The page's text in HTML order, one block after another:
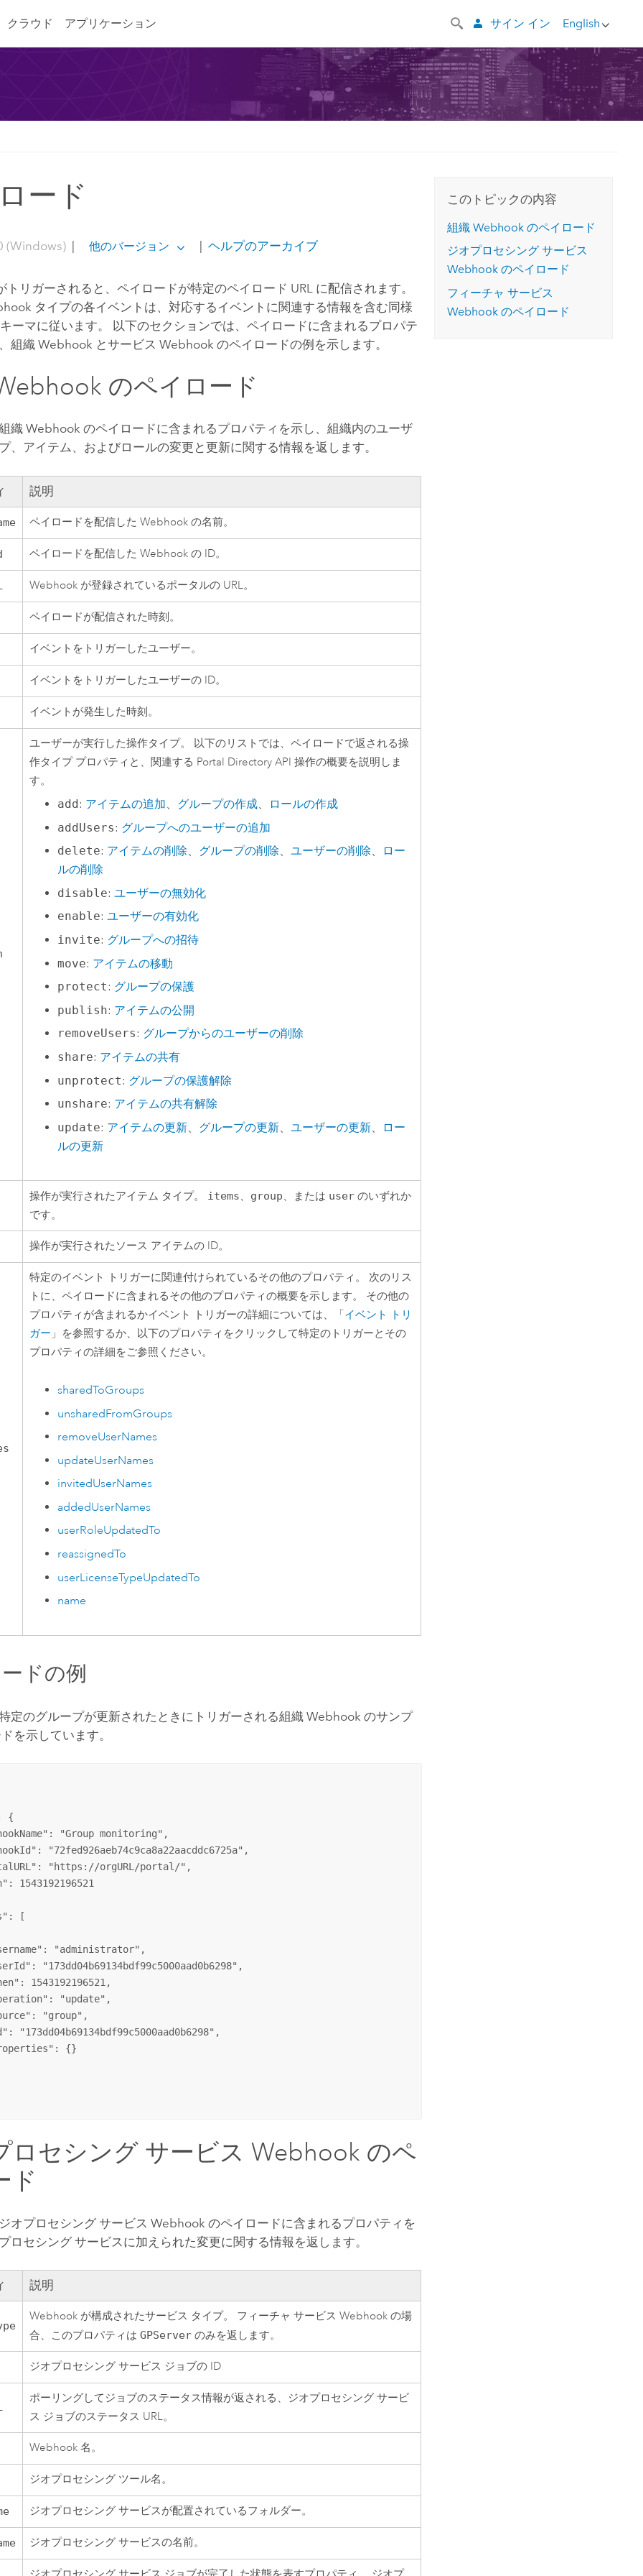
クラウド アプリケーション English
サイン イン
ード
(Windows) | 他のバージョン | ヘルプのアーカイブ
リガーされると、ペイロードが特定のペイロード URL に配信されます。
タイプの各イベントは、対応するイベントに関連する情報を含む同様
ーマに従います。 以下のセクションでは、ペイロードに含まれるプロパテ
組織 Webhook とサービス Webhook のペイロードの例を示します。
のペイロード
織 Webhook のペイロードに含まれるプロパティを示し、組織内のユーザ
、アイテム、およびロールの変更と更新に関する情報を返します。
説明
ペイロードを配信した Webhook の名前。
ペイロードを配信した Webhook の ID。
Webhook が登録されているポータルの URL。
ペイロードが配信された時刻。
イベントをトリガーしたユーザー。
イベントをトリガーしたユーザーの ID。
イベントが発生した時刻。
ユーザーが実行した操作タイプ。 以下のリストでは、ペイロードで返される操
作タイプ プロパティと、関連する Portal Directory API 操作の概要を説明しま
す。
add : アイテムの追加、 グループの作成、 ロールの作成
addUsers: グループへのユーザーの追加
delete: アイテムの削除、 グループの削除、 ユーザーの削除、
ロー
ルの削除
disable: ユーザーの無効化
enable: ユーザーの有効化
invite: グループへの招待
move: アイテムの移動
protect: グループの保護
publish: アイテムの公開
removeUsers: グループからのユーザーの削除
share: アイテムの共有
unprotect: グループの保護解除
unshare: アイテムの共有解除
update: アイテムの更新、 グループの更新、 ユーザーの更新、
ロー
ルの更新
操作が実行されたアイテム タイプ。 items、 group、または user のいずれか
です。
操作が実行されたソース アイテムの ID。
特定のイベント トリガーに関連付けられているその他のプロパティ。 次のリス
トに、ペイロードに含まれるその他のプロパティの概要を示します。 その他の
プロパティが含まれるかイベント トリガーの詳細については、「イベント トリ
ガー 」を参照するか、以下のプロパティをクリックして特定のトリガーとその
プロパティの詳細をご参照ください。
sharedToGroups
unsharedFromGroups
removeUserNames
updateUserNames
invitedUserNames
addedUserNames
userRoleUpdatedTo
reassignedTo
userLicenseTypeUpdatedTo
name
ドの例
定のグループが更新されたときにトリガーされる組織 Webhook のサンプ
を示しています。
{
"Group monitoring",
"72fed926aeb74c9ca8a22aacddc6725a",
"https://orgURL/portal/",
1543192196521
[
"administrator",
"173dd04b69134bdf99c5000aad0b6298",
1543192196521,
"update",
"group",
"173dd04b69134bdf99c5000aad0b6298",
{}
ロセシング サービス Webhook のペ
ド
オプロセシング サービス Webhook のペイロードに含まれるプロパティを
ロセシング サービスに加えられた変更に関する情報を返します。
説明
Webhook が構成されたサービス タイプ。 フィーチャ サービス Webhook の場
合、このプロパティはGPServer のみを返します。
ジオプロセシング サービス ジョブの ID
ポーリングしてジョブのステータス情報が返される、ジオプロセシング サービ
ス ジョブのステータス URL。
Webhook 名。
ジオプロセシング ツール名。
ジオプロセシング サービスが配置されているフォルダー。
ジオプロセシング サービスの名前。
このトピックの内容
組織 Webhook のペイロード
ジオプロセシング サービス
Webhook のペイロード
フィーチャ サービス
Webhook のペイロード